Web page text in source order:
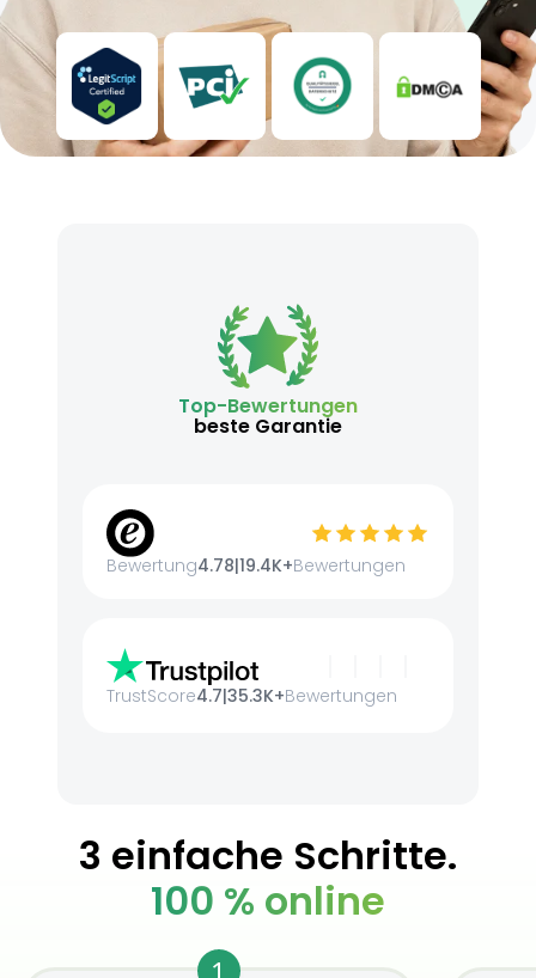
Top-Bewertungen
beste Garantie
Bewertung4.78|19.4K+Bewertungen
TrustScore4.7|35.3K+Bewertungen
3 einfache Schritte.
100 % online